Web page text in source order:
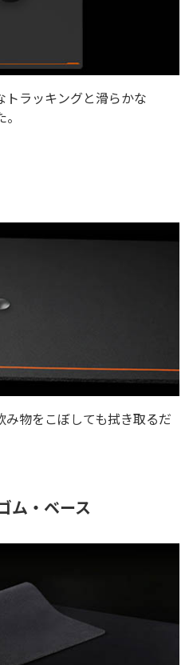
トラッキングと滑らかな
物をこぼしても拭き取るだ
ム・ベース